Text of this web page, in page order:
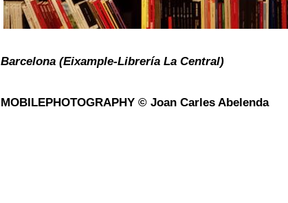
Barcelona (Eixample-Librería La Central)
MOBILEPHOTOGRAPHY © Joan Carles Abelenda